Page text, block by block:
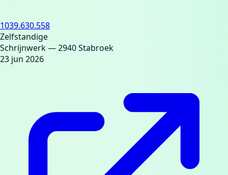
1039.630.558
Zelfstandige
Schrijnwerk— 2940 Stabroek
23 jun 2026